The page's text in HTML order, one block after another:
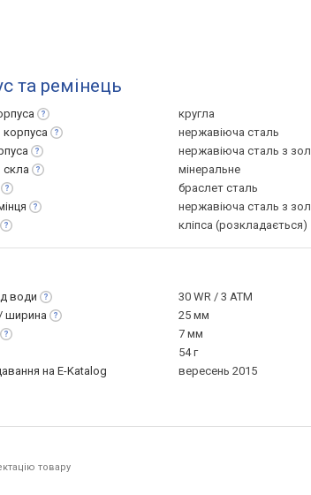
та ремінець
кругла
корпуса
нержавіюча сталь
нержавіюча сталь з
скла
мінеральне
браслет сталь
нержавіюча сталь з
кліпса (розкладається)
води
30 WR / 3 ATM
ширина
25 мм
7 мм
54 г
на E-Katalog
вересень 2015
товару